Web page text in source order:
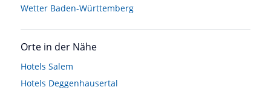
Wetter Baden-Württemberg
Orte in der Nähe
Hotels Salem
Hotels Deggenhausertal